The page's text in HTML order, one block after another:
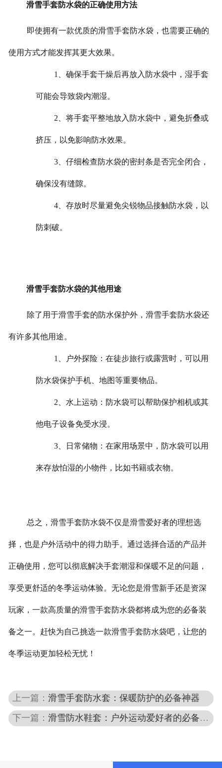
滑雪手套防水袋的正确使用方法
即使拥有一款优质的滑雪手套防水袋，也需要正确的
使用方式才能发挥其更大效果。
1、确保手套干燥后再放入防水袋中，湿手套
可能会导致袋内潮湿。
2、将手套平整地放入防水袋中，避免折叠或
挤压，以免影响防水效果。
3、仔细检查防水袋的密封条是否完全闭合，
确保没有缝隙。
4、存放时尽量避免尖锐物品接触防水袋，以
防刺破。
滑雪手套防水袋的其他用途
除了用于滑雪手套的防水保护外，滑雪手套防水袋还
有许多其他用途。
1、户外探险：在徒步旅行或露营时，可以用
防水袋保护手机、地图等重要物品。
2、水上运动：防水袋可以帮助保护相机或其
他电子设备免受水浸。
3、日常储物：在家用场景中，防水袋可以用
来存放怕湿的小物件，比如书籍或衣物。
总之，滑雪手套防水袋不仅是滑雪爱好者的理想选
择，也是户外活动中的得力助手。通过选择合适的产品并
正确使用，您可以彻底解决手套潮湿和保暖不足的问题，
享受更舒适的冬季运动体验。无论您是滑雪新手还是资深
玩家，一款高质量的滑雪手套防水袋都将成为您的必备装
备之一。 赶快为自己挑选一款滑雪手套防水袋吧，让您的
冬季运动更加轻松无忧！
上一篇：滑雪手套防水套：保暖防护的必备神器
下一篇：滑雪防水鞋套：户外运动爱好者的必备神器